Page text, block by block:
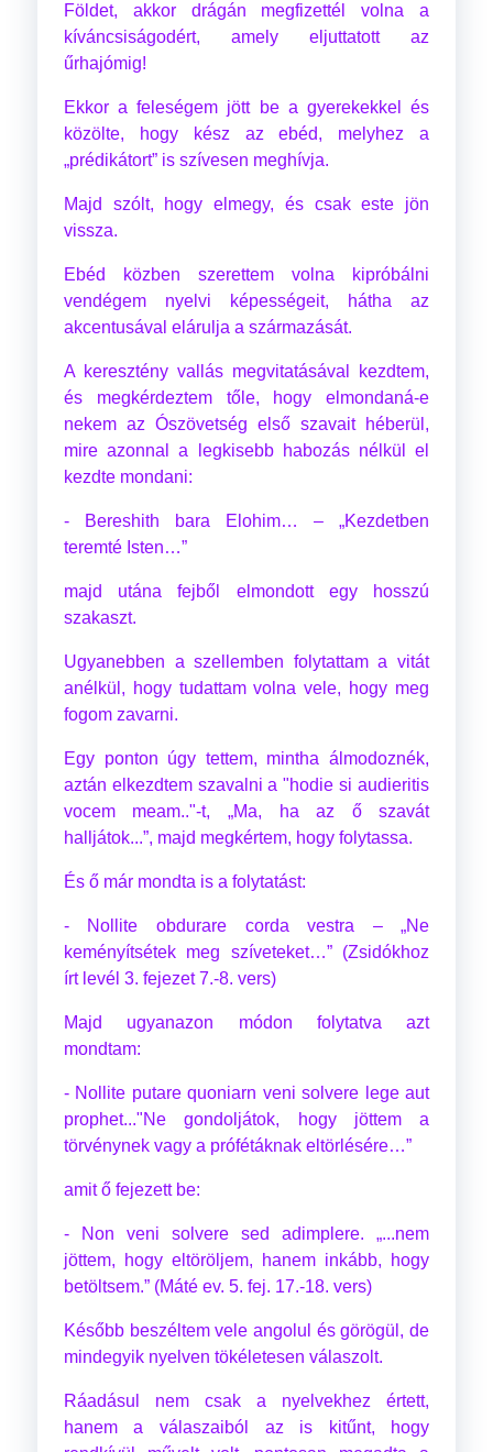
Földet, akkor drágán megfizettél volna a
kíváncsiságodért, amely eljuttatott az
űrhajómig!
Ekkor a feleségem jött be a gyerekekkel és
közölte, hogy kész az ebéd, melyhez a
„prédikátort” is szívesen meghívja.
Majd szólt, hogy elmegy, és csak este jön
vissza.
Ebéd közben szerettem volna kipróbálni
vendégem nyelvi képességeit, hátha az
akcentusával elárulja a származását.
A keresztény vallás megvitatásával kezdtem,
és megkérdeztem tőle, hogy elmondaná-e
nekem az Ószövetség első szavait héberül,
mire azonnal a legkisebb habozás nélkül el
kezdte mondani:
- Bereshith bara Elohim… – „Kezdetben
teremté Isten…”
majd utána fejből elmondott egy hosszú
szakaszt.
Ugyanebben a szellemben folytattam a vitát
anélkül, hogy tudattam volna vele, hogy meg
fogom zavarni.
Egy ponton úgy tettem, mintha álmodoznék,
aztán elkezdtem szavalni a "hodie si audieritis
vocem meam.."-t, „Ma, ha az ő szavát
halljátok...”, majd megkértem, hogy folytassa.
És ő már mondta is a folytatást:
- Nollite obdurare corda vestra – „Ne
keményítsétek meg szíveteket…” (Zsidókhoz
írt levél 3. fejezet 7.-8. vers)
Majd ugyanazon módon folytatva azt
mondtam:
- Nollite putare quoniarn veni solvere lege aut
prophet..."Ne gondoljátok, hogy jöttem a
törvénynek vagy a prófétáknak eltörlésére…”
amit ő fejezett be:
- Non veni solvere sed adimplere. „...nem
jöttem, hogy eltöröljem, hanem inkább, hogy
betöltsem.” (Máté ev. 5. fej. 17.-18. vers)
Később beszéltem vele angolul és görögül, de
mindegyik nyelven tökéletesen válaszolt.
Ráadásul nem csak a nyelvekhez értett,
hanem a válaszaiból az is kitűnt, hogy